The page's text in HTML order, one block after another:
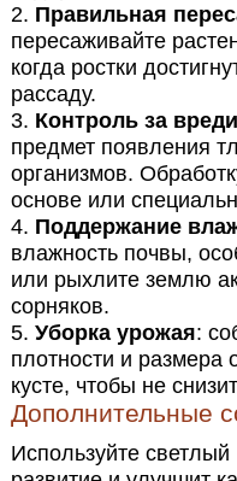
Правильная
пересаживайте
когда ростки
рассаду.
Контроль за
предмет появления
организмов.
основе или
Поддержание
влажность почвы,
или рыхлите землю
сорняков.
Уборка урожая:
плотности и размера
кусте, чтобы не
Дополнительные
Используйте